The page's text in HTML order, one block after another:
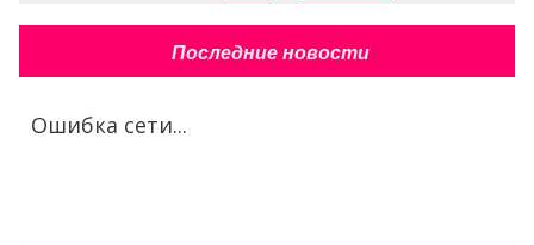
Последние новости
Ошибка сети...